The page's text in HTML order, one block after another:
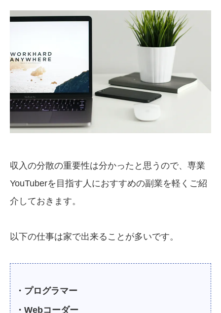
収入の分散の重要性は分かったと思うので、専業
YouTuberを目指す人におすすめの副業を軽くご紹
介しておきます。
以下の仕事は家で出来ることが多いです。
・プログラマー
・Webコーダー